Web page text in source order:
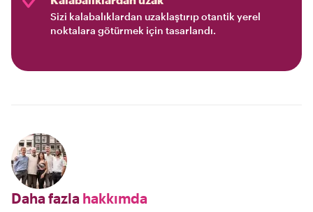
Sizi kalabalıklardan uzaklaştırıp otantik yerel
noktalara götürmek için tasarlandı.
Daha fazla hakkımda